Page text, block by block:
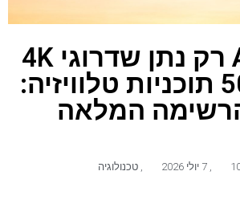
Apple TV רק נתן שדרוגי 4K
לכמעט 50 תוכניות טלוויזיה:
המלאה
טכנולוגיה